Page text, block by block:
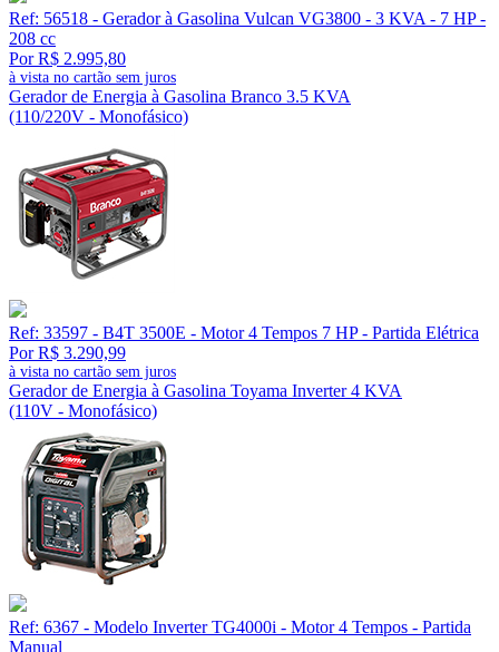
Ref: 56518 - Gerador à Gasolina Vulcan VG3800 - 3 KVA - 7 HP -
208 cc
Por R$ 2.995,80
à vista no cartão sem juros
Gerador de Energia à Gasolina Branco 3.5 KVA
(110/220V - Monofásico)
Ref: 33597 - B4T 3500E - Motor 4 Tempos 7 HP - Partida Elétrica
Por R$ 3.290,99
à vista no cartão sem juros
Gerador de Energia à Gasolina Toyama Inverter 4 KVA
(110V - Monofásico)
Ref: 6367 - Modelo Inverter TG4000i - Motor 4 Tempos - Partida
Manual